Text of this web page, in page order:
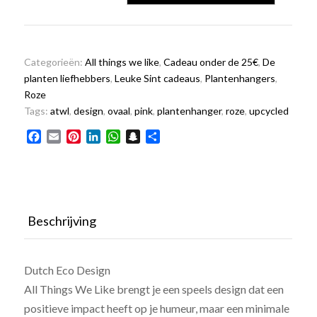
30
aantal
Categorieën: All things we like, Cadeau onder de 25€, De
planten liefhebbers, Leuke Sint cadeaus, Plantenhangers,
Roze
Tags: atwl, design, ovaal, pink, plantenhanger, roze, upcycled
Facebook
Email PinterestLinkedInWhatsApp
Snapchat
Beschrijving
Dutch Eco Design
All Things We Like brengt je een speels design dat een
positieve impact heeft op je humeur, maar een minimale